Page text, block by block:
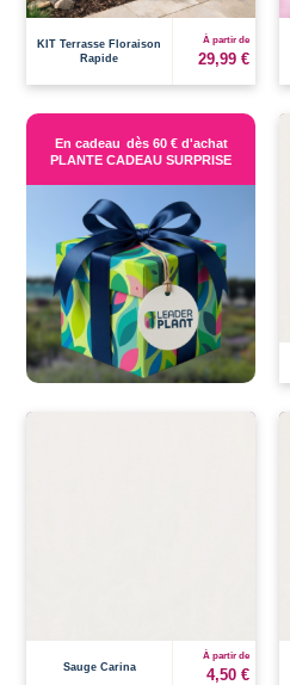
KIT Terrasse Floraison
Rapide
À partir de
29,99 €
En cadeau dès 60 € d'achat
PLANTE CADEAU SURPRISE
Sauge Carina
À partir de
4,50 €